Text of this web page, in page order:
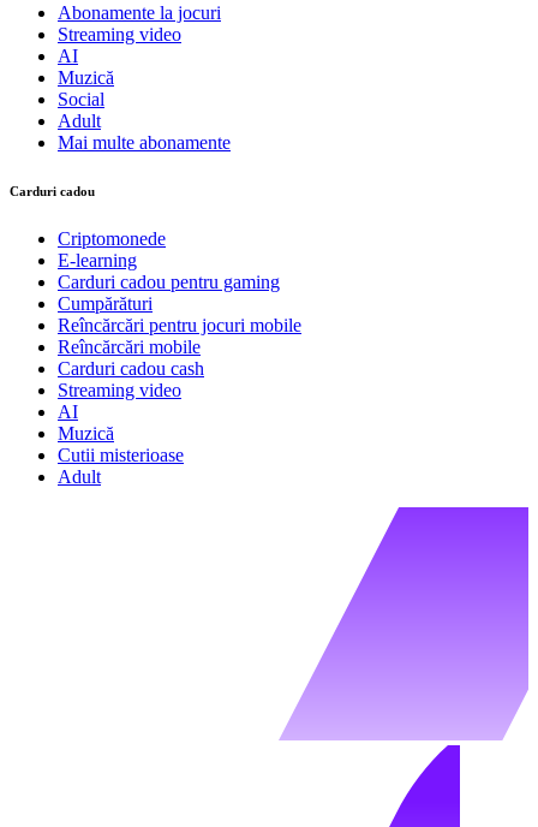
Abonamente la jocuri
Streaming video
AI
Muzică
Social
Adult
Mai multe abonamente
Carduri cadou
Criptomonede
E-learning
Carduri cadou pentru gaming
Cumpărături
Reîncărcări pentru jocuri mobile
Reîncărcări mobile
Carduri cadou cash
Streaming video
AI
Muzică
Cutii misterioase
Adult